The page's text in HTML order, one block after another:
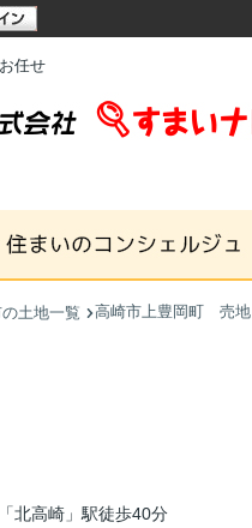
任せ
土地一覧 高崎市上豊岡町 売地
北高崎」駅徒歩40分